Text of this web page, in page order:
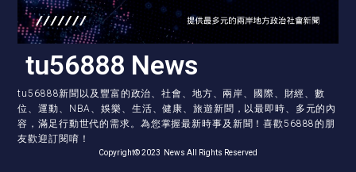
tu56888 News
tu56888新聞以及豐富的政治、社會、地方、兩岸、國際、財經、數
位、運動、NBA、娛樂、生活、健康、旅遊新聞，以最即時、多元的內
容，滿足行動世代的需求。為您掌握最新時事及新聞！喜歡56888的朋
友歡迎訂閱唷！
Copyright© 2023 News All Rights Reserved